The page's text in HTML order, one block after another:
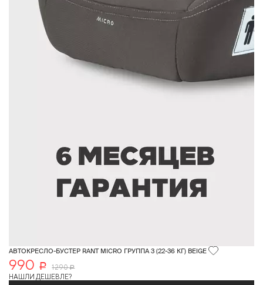
АВТОКРЕСЛО-БУСТЕР RANT MICRO ГРУППА 3 (22-36 КГ) BEIGE
990 Р 1 290 Р
НАШЛИ ДЕШЕВЛЕ?